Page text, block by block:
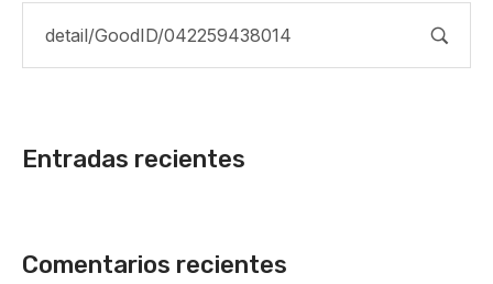
Entradas recientes
Comentarios recientes